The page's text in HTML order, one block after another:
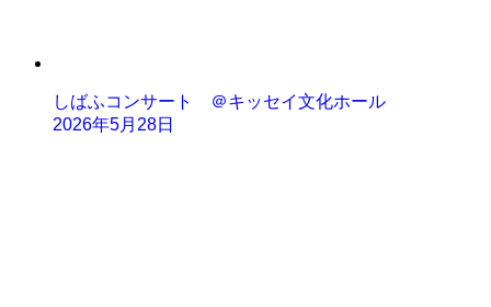
しばふコンサート ＠キッセイ文化ホール
2026年5月28日